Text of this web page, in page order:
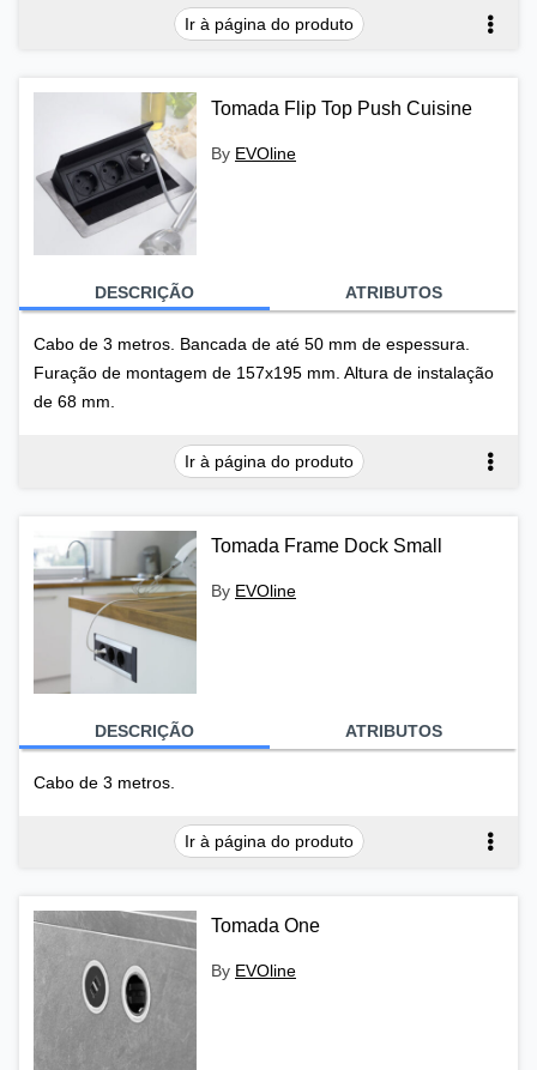
Ir à página do produto
Tomada Flip Top Push Cuisine
By EVOline
DESCRIÇÃO ATRIBUTOS
Cabo de 3 metros. Bancada de até 50 mm de espessura.
Furação de montagem de 157x195 mm. Altura de instalação
de 68 mm.
Ir à página do produto
Tomada Frame Dock Small
By EVOline
DESCRIÇÃO ATRIBUTOS
Cabo de 3 metros.
Ir à página do produto
Tomada One
By EVOline